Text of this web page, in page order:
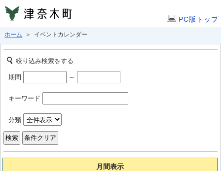
PC版トップ
ホーム ＞ イベントカレンダー
絞り込み検索をする
期間 ～
キーワード
分類
月間表示